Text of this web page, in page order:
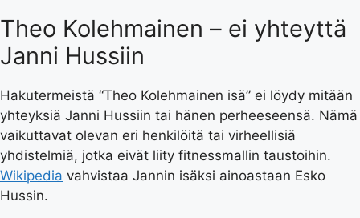
Theo Kolehmainen – ei yhteyttä
Janni Hussiin
Hakutermeistä “Theo Kolehmainen isä” ei löydy mitään
yhteyksiä Janni Hussiin tai hänen perheeseensä. Nämä
vaikuttavat olevan eri henkilöitä tai virheellisiä
yhdistelmiä, jotka eivät liity fitnessmallin taustoihin.
Wikipedia vahvistaa Jannin isäksi ainoastaan Esko
Hussin.